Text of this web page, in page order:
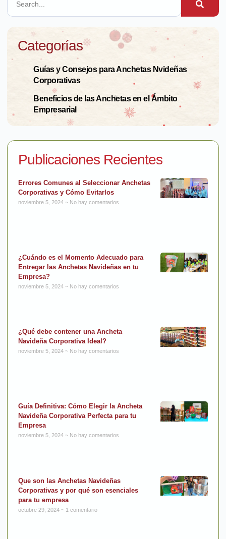
Categorías
Guías y Consejos para Anchetas Nvideñas
Corporativas
Beneficios de las Anchetas en el Ámbito
Empresarial
Publicaciones Recientes
Errores Comunes al Seleccionar Anchetas
Corporativas y Cómo Evitarlos
noviembre 5, 2024 No hay comentarios
¿Cuándo es el Momento Adecuado para
Entregar las Anchetas Navideñas en tu
Empresa?
noviembre 5, 2024 No hay comentarios
¿Qué debe contener una Ancheta
Navideña Corporativa Ideal?
noviembre 5, 2024 No hay comentarios
Guía Definitiva: Cómo Elegir la Ancheta
Navideña Corporativa Perfecta para tu
Empresa
noviembre 5, 2024 No hay comentarios
Que son las Anchetas Navideñas
Corporativas y por qué son esenciales
para tu empresa
octubre 29, 2024 1 comentario